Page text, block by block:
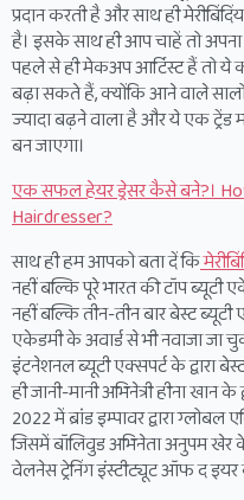
प्रदान करती है और साथ ही
है। इसके साथ ही आप चाहें तो
पहले से ही मेकअप आर्टिस्ट हैं तो ये
बढ़ा सकते हैं, क्योंकि आने वाले
ज्यादा बढ़ने वाला है और ये एक
बन जाएगा।
एक सफल हेयर ड्रेसर कैसे बने?।
Hairdresser?
साथ ही हम आपको बता दें कि
नहीं बल्कि पूरे भारत की टॉप ब्यूटी
नहीं बल्कि तीन-तीन बार बेस्ट
एकेडमी के अवार्ड से भी नवाजा जा
इंटनेशनल ब्यूटी एक्सपर्ट के द्वारा
ही जानी-मानी अभिनेत्री हीना खान
2022 में ब्रांड इम्पावर द्वारा
जिसमें बॉलिवुड अभिनेता अनुपम खेर के
वेलनेस ट्रेनिंग इंस्टीट्यूट ऑफ द इयर